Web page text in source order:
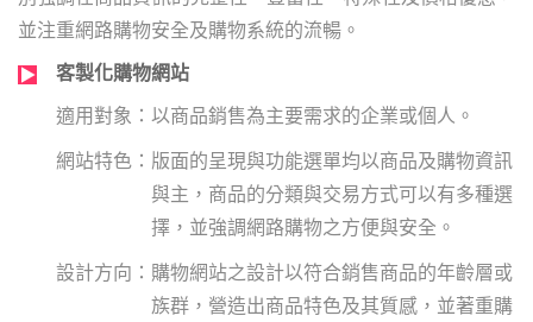
並注重網路購物安全及購物系統的流暢。
客製化購物網站
以商品銷售為主要需求的企業或個人。
版面的呈現與功能選單均以商品及購物資訊
與主，商品的分類與交易方式可以有多種選
擇，並強調網路購物之方便與安全。
購物網站之設計以符合銷售商品的年齡層或
族群，營造出商品特色及其質感，並著重購